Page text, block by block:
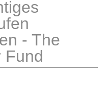
- The
Fund